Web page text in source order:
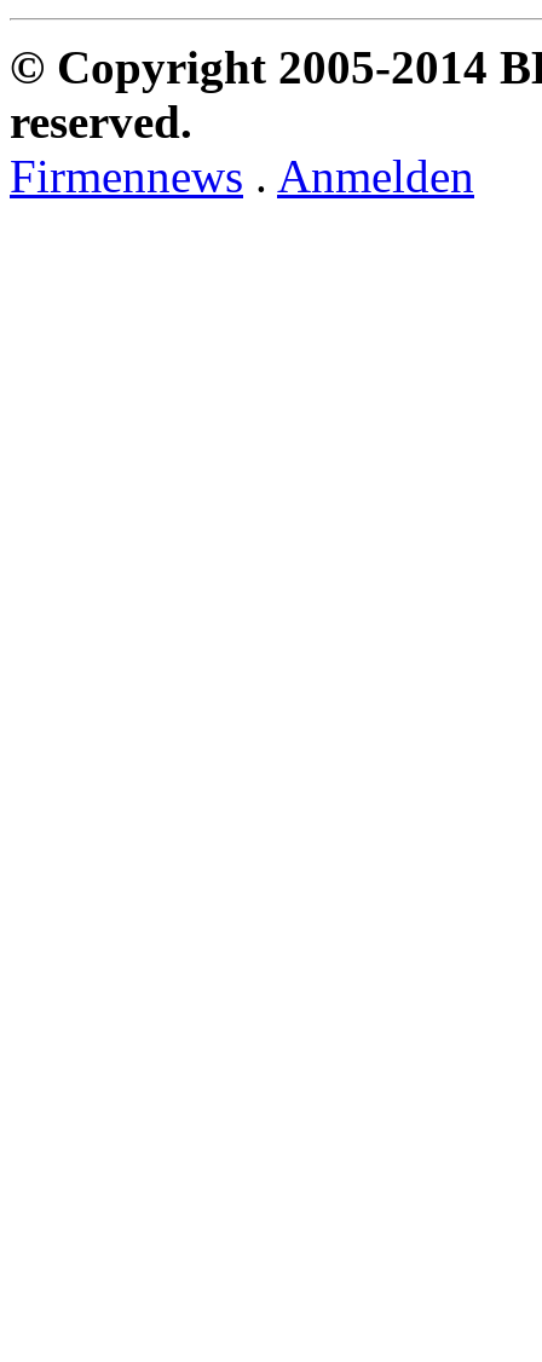
© Copyright 2005-2014
reserved.
Firmennews . Anmelden